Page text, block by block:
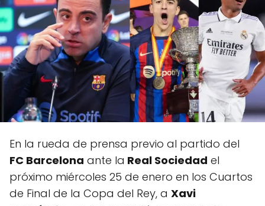
En la rueda de prensa previo al partido del
FC Barcelona ante la Real Sociedad el
próximo miércoles 25 de enero en los Cuartos
de Final de la Copa del Rey, a Xavi